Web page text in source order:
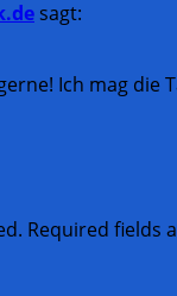
sagt:
Ich mag die
Required fields